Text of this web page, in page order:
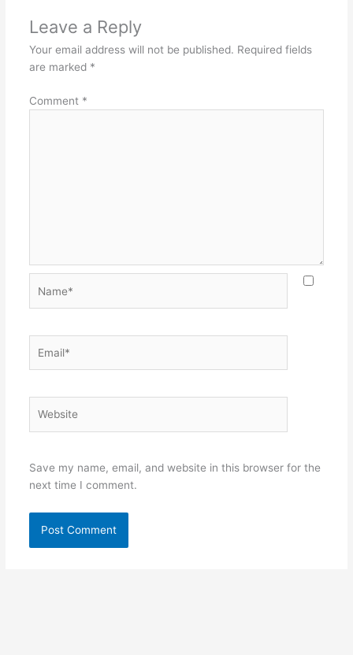
Leave a Reply
Your email address will not be published. Required fields
are marked *
Comment *
Save my name, email, and website in this browser for the
next time I comment.